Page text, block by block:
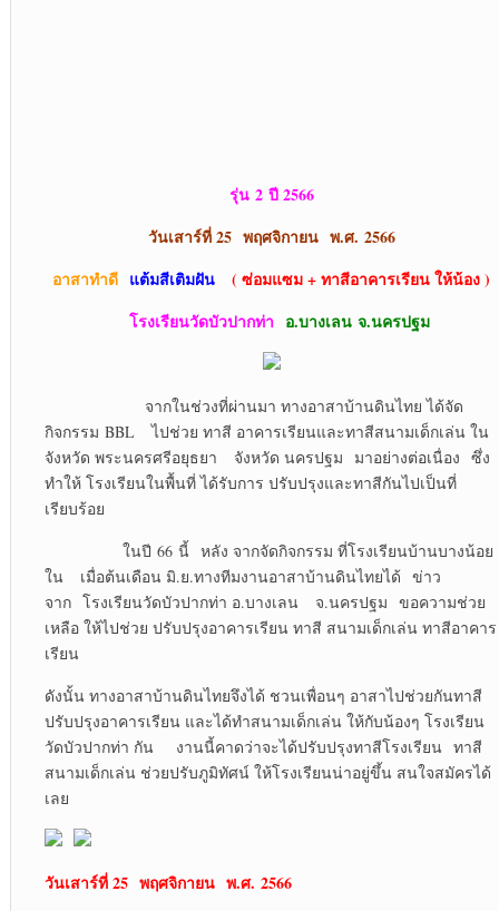
รุ่น 2 ปี 2566
วันเสาร์ที่ 25 พฤศจิกายน พ.ศ. 2566
อาสาทำดี แต้มสีเติมฝัน
( ซ่อมแซม + ทาสีอาคารเรียน ให้น้อง )
โรงเรียนวัดบัวปากท่า อ.บางเลน จ.นครปฐม
จากในช่วงที่ผ่านมา ทางอาสาบ้านดินไทย ได้จัด
กิจกรรม BBL ไปช่วย ทาสี อาคารเรียนและทาสีสนามเด็กเล่น ใน
จังหวัด พระนครศรีอยุธยา จังหวัด นครปฐม มาอย่างต่อเนื่อง ซึ่ง
ทำให้ โรงเรียนในพื้นที่ ได้รับการ ปรับปรุงและทาสีกันไปเป็นที่
เรียบร้อย
ในปี 66 นี้ หลัง จากจัดกิจกรรม ที่โรงเรียนบ้านบางน้อย
ใน เมื่อต้นเดือน มิ.ย.ทางทีมงานอาสาบ้านดินไทยได้ ข่าว
จาก โรงเรียนวัดบัวปากท่า อ.บางเลน
จ.นครปฐม ขอความช่วย
เหลือ ให้ไปช่วย ปรับปรุงอาคารเรียน ทาสี สนามเด็กเล่น ทาสีอาคาร
เรียน
ดังนั้น ทางอาสาบ้านดินไทยจึงได้ ชวนเพื่อนๆ อาสาไปช่วยกันทาสี
ปรับปรุงอาคารเรียน และได้ทำสนามเด็กเล่น ให้กับน้องๆ โรงเรียน
วัดบัวปากท่า กัน งานนี้คาดว่าจะได้ปรับปรุงทาสีโรงเรียน ทาสี
สนามเด็กเล่น ช่วยปรับภูมิทัศน์ ให้โรงเรียนน่าอยู่ขึ้น สนใจสมัครได้
เลย
วันเสาร์ที่ 25 พฤศจิกายน พ.ศ. 2566